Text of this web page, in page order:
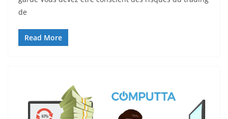
de
Read More